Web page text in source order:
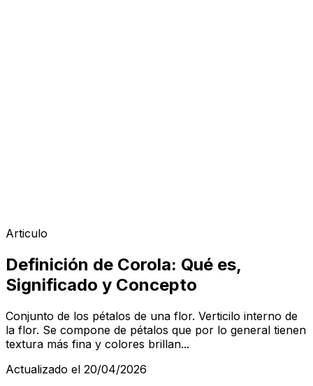
Articulo
Definición de Corola: Qué es,
Significado y Concepto
Conjunto de los pétalos de una flor. Verticilo interno de
la flor. Se compone de pétalos que por lo general tienen
textura más fina y colores brillan...
Actualizado el 20/04/2026